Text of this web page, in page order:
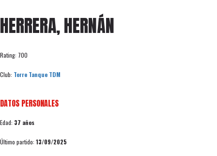
HERRERA, HERNÁN
Rating: 700
Club: Torre Tanque TDM
DATOS PERSONALES
Edad: 37 años
Último partido: 13/09/2025